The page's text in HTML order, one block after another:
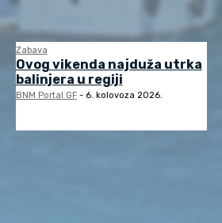
Zabava
Ovog vikenda najduža utrka
balinjera u regiji
BNM Portal GF - 6. kolovoza 2026.